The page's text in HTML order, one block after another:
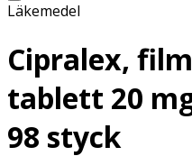
Läkemedel
Cipralex,
tablett 20
98 styck